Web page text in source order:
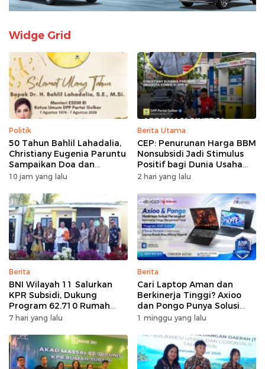
Widge Grid
Politik
50 Tahun Bahlil Lahadalia,
Christiany Eugenia Paruntu
Sampaikan Doa dan
Harapan
10 jam yang lalu
Berita Utama
CEP: Penurunan Harga BBM
Nonsubsidi Jadi Stimulus
Positif bagi Dunia Usaha
dan Pertumbuhan Ekonomi
2 hari yang lalu
Berita
BNI Wilayah 11 Salurkan
KPR Subsidi, Dukung
Program 62.710 Rumah
Bersubsidi
7 hari yang lalu
Berita
Cari Laptop Aman dan
Berkinerja Tinggi? Axioo
dan Pongo Punya Solusi
dengan Garansi Ekstra
1 minggu yang lalu